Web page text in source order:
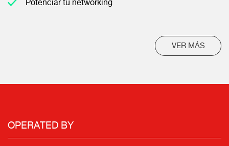
Potenciar tu networking
VER MÁS
OPERATED BY